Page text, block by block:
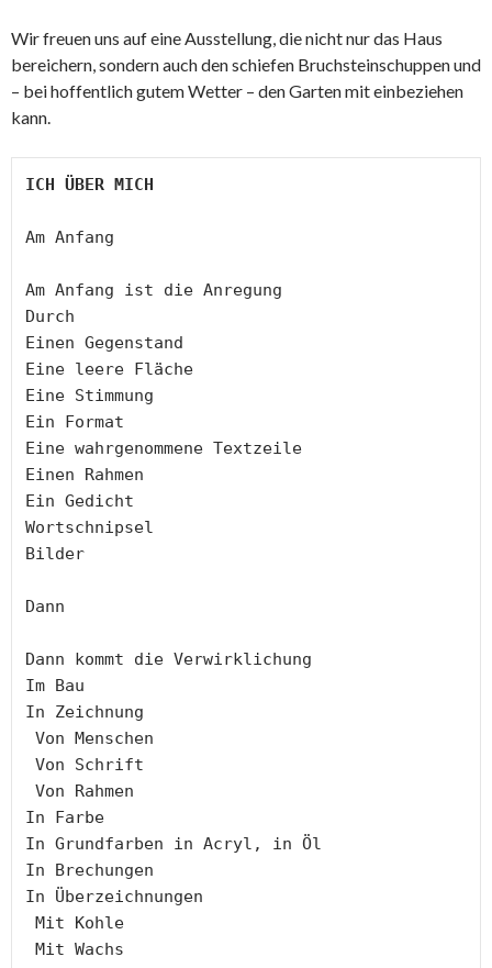
Wir freuen uns auf eine Ausstellung, die nicht nur das Haus
bereichern, sondern auch den schiefen Bruchsteinschuppen und
– bei hoffentlich gutem Wetter – den Garten mit einbeziehen
kann.
ICH ÜBER MICH
Am Anfang
Am Anfang ist die Anregung
Durch
Einen Gegenstand
Eine leere Fläche
Eine Stimmung
Ein Format
Eine wahrgenommene Textzeile
Einen Rahmen
Ein Gedicht
Wortschnipsel
Bilder
Dann
Dann kommt die Verwirklichung
Im Bau
In Zeichnung
In Farbe
In Grundfarben in Acryl, in Öl
In Brechungen
In Überzeichnungen